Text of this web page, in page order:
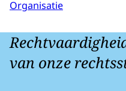
Organisatie
van onze